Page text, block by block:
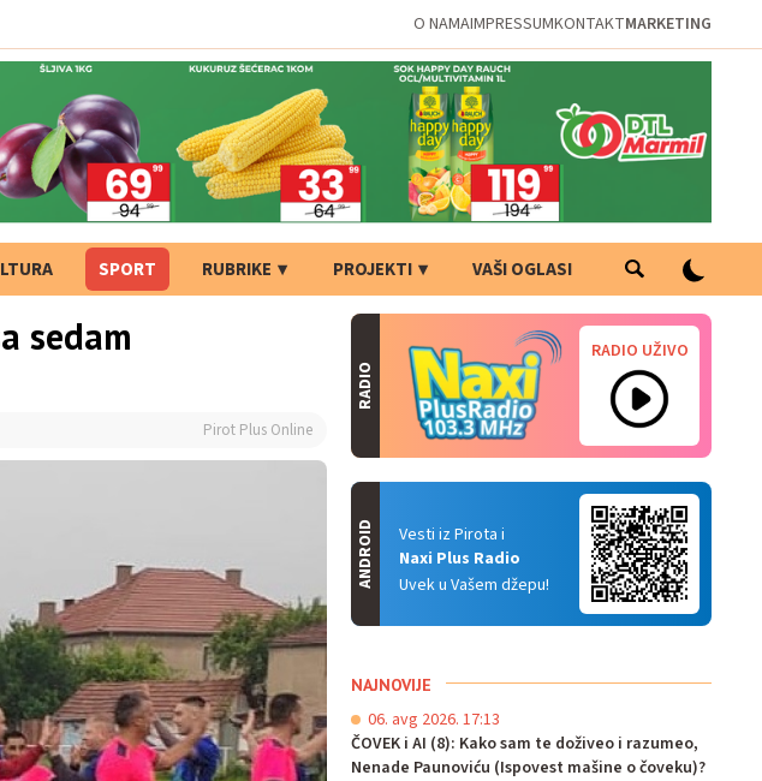
O NAMAIMPRESSUMKONTAKTMARKETING
SPORT RUBRIKE PROJEKTI VAŠI OGLASI
sedam
Pirot Plus Online
RADIO
RADIO UŽIVO
Vesti iz Pirota i
Naxi Plus Radio
Uvek u Vašem džepu!
ANDROID
NAJNOVIJE
06. avg 2026. 17:13
ČOVEK i AI (8): Kako sam te doživeo i razumeo,
Nenade Paunoviću (Ispovest mašine o čoveku)?